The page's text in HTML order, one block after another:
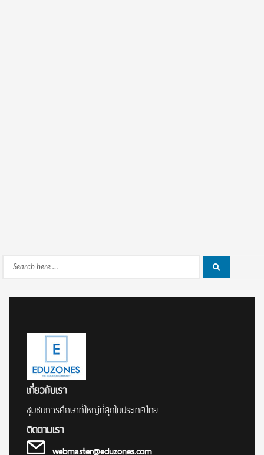
Search
เกี่ยวกับเรา
ชุมชนการศึกษาที่ใหญ่ที่สุดในประเทศไทย
ติดตามเรา
webmaster@eduzones.com